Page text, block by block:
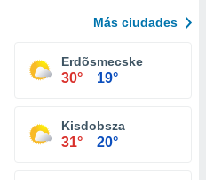
Más ciudades
Erdõsmecske
30° 19°
Kisdobsza
31° 20°